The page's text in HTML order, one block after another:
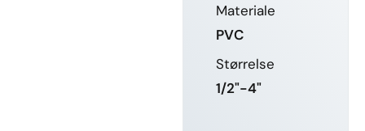
Materiale
PVC
Størrelse
1/2"-4"